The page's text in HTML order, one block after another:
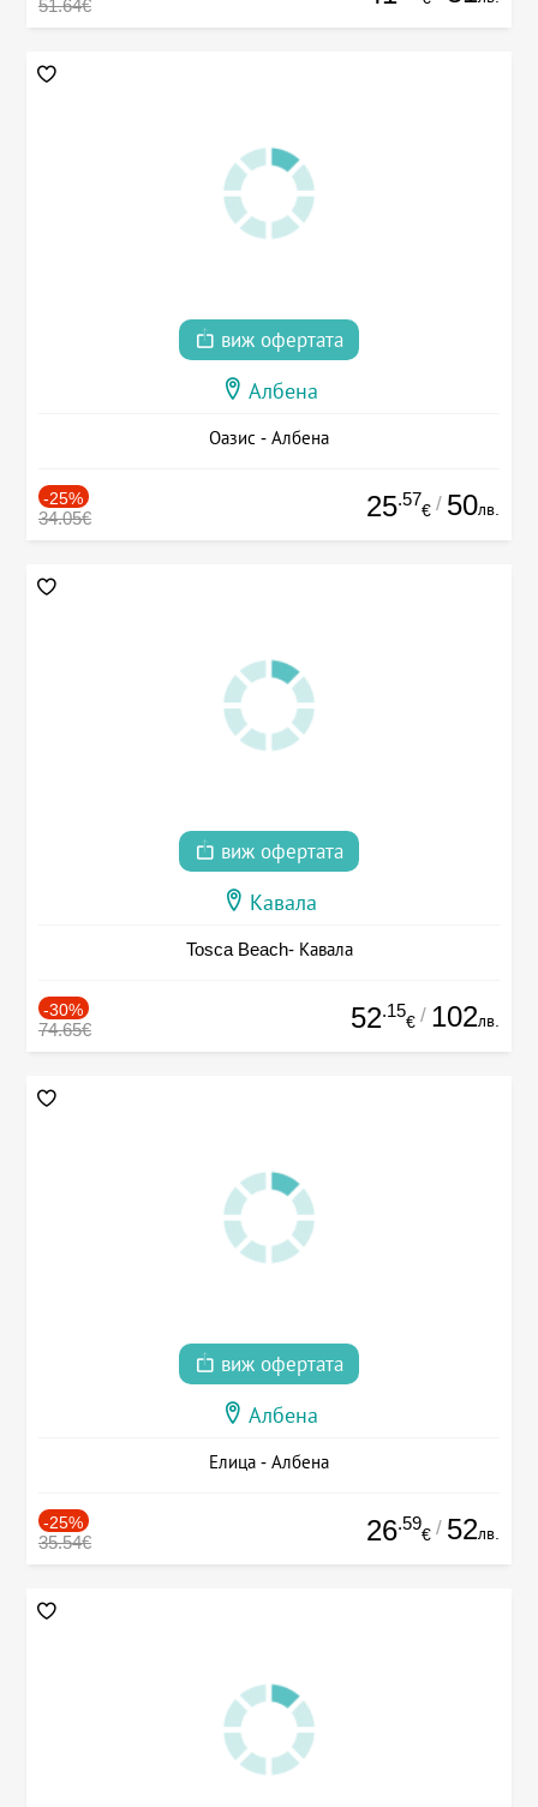
51.64€
виж офертата
Албена
Оазис - Албена
-25%
34.05€ 25.57
€ / 50лв.
виж офертата
Кавала
Tosca Beach- Кавала
-30%
74.65€ 52.15
€ / 102лв.
виж офертата
Албена
Елица - Албена
-25%
35.54€ 26.59
€ / 52лв.